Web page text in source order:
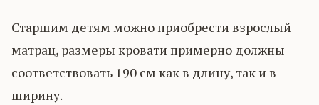
Старшим детям можно приобрести взрослый
матрац, размеры кровати примерно должны
соответствовать 190 см как в длину, так и в
ширину.